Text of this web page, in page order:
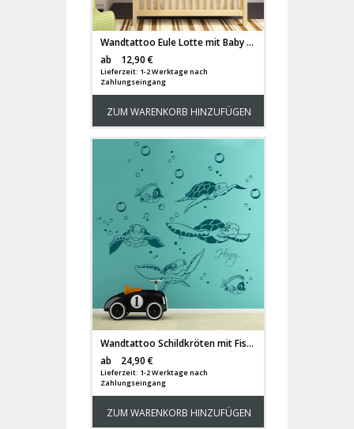
Wandtattoo Eule Lotte mit Baby Mo auf dem Mond M1175
ab
12,90 €
Lieferzeit: 1-2 Werktage nach
Zahlungseingang
ZUM WARENKORB HINZUFÜGEN
Wandtattoo Schildkröten mit Fische Wasserblasen und Wunschname M1755
ab
24,90 €
Lieferzeit: 1-2 Werktage nach
Zahlungseingang
ZUM WARENKORB HINZUFÜGEN